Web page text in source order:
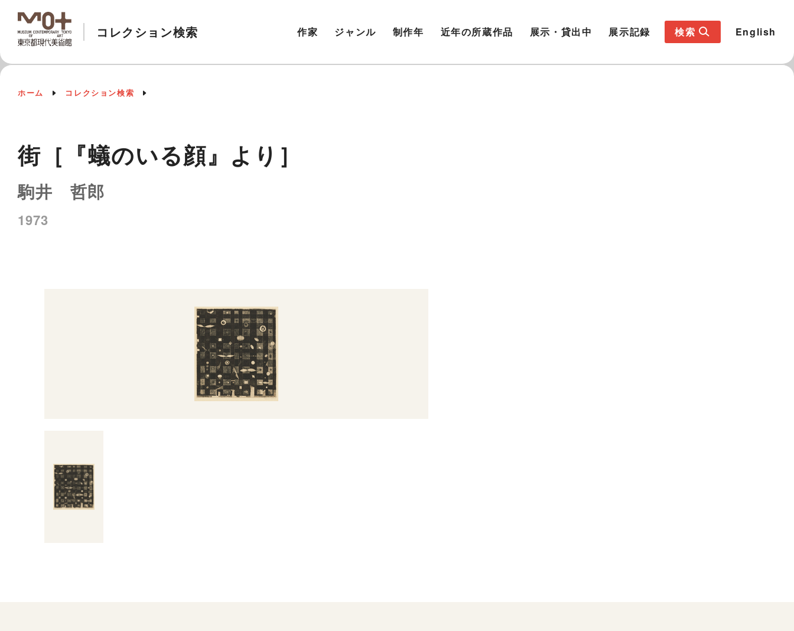
コレクション検索 作家 ジャンル 制作年 近年の所蔵作品 展示・貸出中 展示記録 検索 English
ホーム コレクション検索
街［『蟻のいる顔』より］
駒井 哲郎
1973